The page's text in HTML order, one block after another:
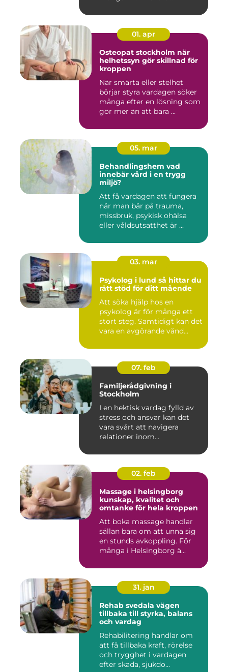
01. apr
Osteopat stockholm när
helhetssyn gör skillnad för
kroppen
När smärta eller stelhet
börjar styra vardagen söker
många efter en lösning som
gör mer än att bara ...
05. mar
Behandlingshem vad
innebär vård i en trygg
miljö?
Att få vardagen att fungera
när man bär på trauma,
missbruk, psykisk ohälsa
eller våldsutsatthet är ...
03. mar
Psykolog i lund så hittar du
rätt stöd för ditt mående
Att söka hjälp hos en
psykolog är för många ett
stort steg. Samtidigt kan det
vara en avgörande vänd...
07. feb
Familjerådgivning i
Stockholm
I en hektisk vardag fylld av
stress och ansvar kan det
vara svårt att navigera
relationer inom...
02. feb
Massage i helsingborg
kunskap, kvalitet och
omtanke för hela kroppen
Att boka massage handlar
sällan bara om att unna sig
en stunds avkoppling. För
många i Helsingborg ä...
31. jan
Rehab svedala vägen
tillbaka till styrka, balans
och vardag
Rehabilitering handlar om
att få tillbaka kraft, rörelse
och trygghet i vardagen
efter skada, sjukdo...